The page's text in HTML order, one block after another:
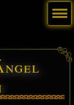
Menú